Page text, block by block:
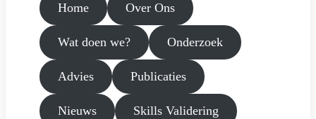
Home Over Ons
Wat doen we? Onderzoek
Advies Publicaties
Nieuws Skills Validering